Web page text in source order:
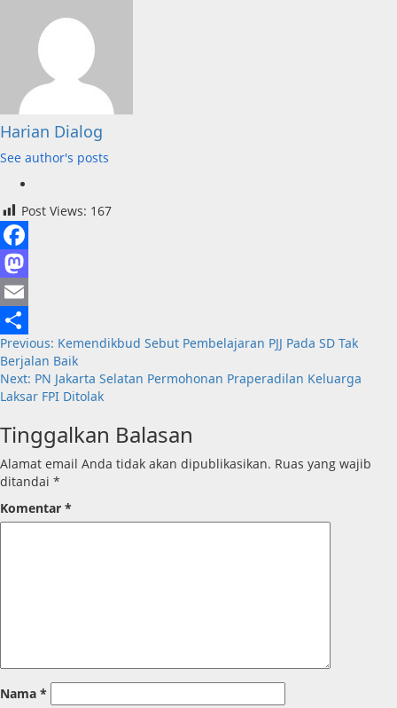
Harian Dialog
See author's posts
Post Views: 167
Facebook
Mastodon
Email
Share
Post
navigation
Previous: Kemendikbud Sebut Pembelajaran PJJ Pada SD Tak
Berjalan Baik
Next: PN Jakarta Selatan Permohonan Praperadilan Keluarga
Laksar FPI Ditolak
Tinggalkan Balasan
Alamat email Anda tidak akan dipublikasikan. Ruas yang wajib
ditandai *
Komentar *
Nama *